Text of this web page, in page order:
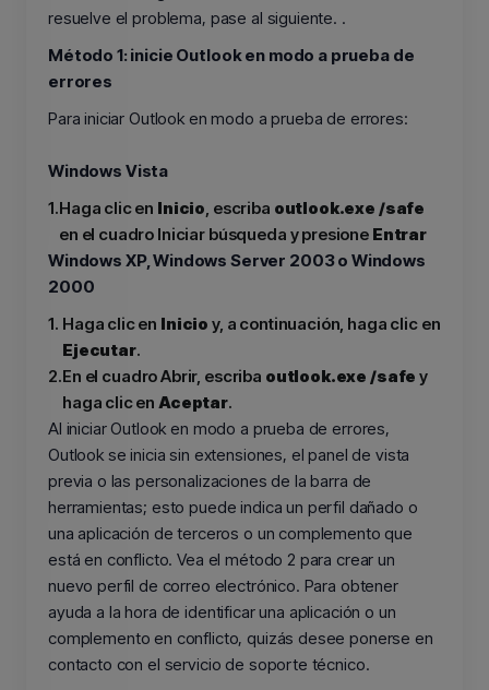
resuelve el problema, pase al siguiente. .
Método 1: inicie Outlook en modo a prueba de
errores
Para iniciar Outlook en modo a prueba de errores:
Windows Vista
1.Haga clic en Inicio, escriba outlook.exe /safe
en el cuadro Iniciar búsqueda y presione Entrar
Windows XP, Windows Server 2003 o Windows
2000
1. Haga clic en Inicio y, a continuación, haga clic en
Ejecutar.
2.En el cuadro Abrir, escriba outlook.exe /safe y
haga clic enAceptar.
Al iniciar Outlook en modo a prueba de errores,
Outlook se inicia sin extensiones, el panel de vista
previa o las personalizaciones de la barra de
herramientas; esto puede indica un perfil dañado o
una aplicación de terceros o un complemento que
está en conflicto. Vea el método 2 para crear un
nuevo perfil de correo electrónico. Para obtener
ayuda a la hora de identificar una aplicación o un
complemento en conflicto, quizás desee ponerse en
contacto con el servicio de soporte técnico.